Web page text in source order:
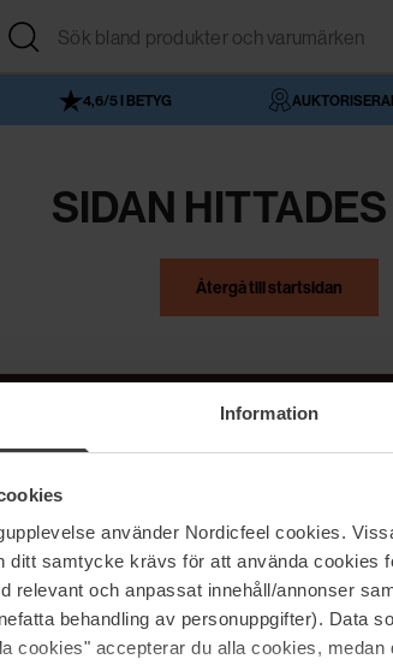
Information
använder Nordicfeel cookies.
ditt samtycke krävs för att använda cookies
relevant och anpassat innehåll/annonser
behandling av personuppgifter). Data
cookies" accepterar du alla cookies,
4,6/5 I BETYG
SIDAN
Återgå till startsidan
NordicFeel
Vår butik
Våra varumärken
Jobba hos oss
Samarbeta med oss